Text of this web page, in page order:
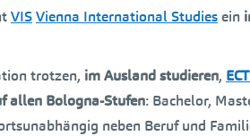
VISVienna International Studiesein
trotzen, im Ausland studieren,
allen Bologna-Stufen: Bachelor,
neben Beruf und